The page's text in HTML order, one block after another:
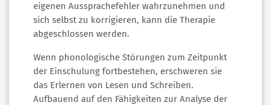
eigenen Aussprachefehler wahrzunehmen und
sich selbst zu korrigieren, kann die Therapie
abgeschlossen werden.
Wenn phonologische Störungen zum Zeitpunkt
der Einschulung fortbestehen, erschweren sie
das Erlernen von Lesen und Schreiben.
Aufbauend auf den Fähigkeiten zur Analyse der